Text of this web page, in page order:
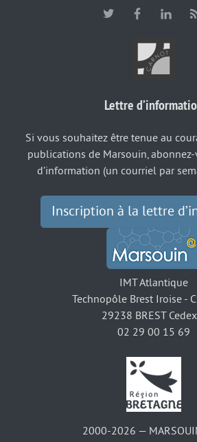
Lettre
Si vous souhaitez être tenue au
publications de Marsouin,
d’information (un courriel par
Inscription à la lettre
IMT Atlantique
Technopôle Brest Iroise -
29238 BREST
02 29 00 15 69
2000-2026 —